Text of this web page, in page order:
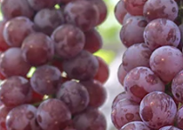
・販売も行う。
り組むなど、多
味しいものを届
方や、贈られた